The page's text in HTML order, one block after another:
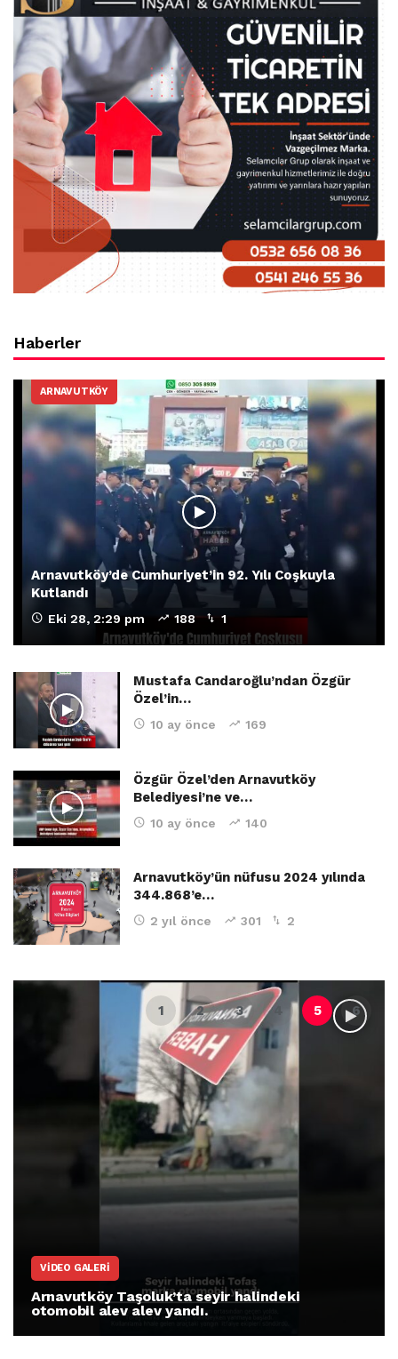
Haberler
ARNAVUTKÖY
Arnavutköy’de Cumhuriyet’in 92. Yılı Coşkuyla
Kutlandı
Eki 28, 2:29 pm 188 1
Mustafa Candaroğlu’ndan Özgür
Özel’in…
10 ay önce 169
Özgür Özel’den Arnavutköy
Belediyesi’ne ve…
10 ay önce 140
Arnavutköy’ün nüfusu 2024 yılında
344.868’e…
2 yıl önce 301 2
VIDEO GALERI
Arnavutköy Taşoluk’ta seyir halindeki
otomobil alev alev yandı.